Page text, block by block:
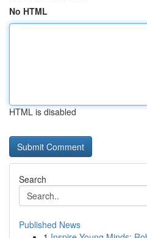
No HTML
HTML is disabled
Search
Published News